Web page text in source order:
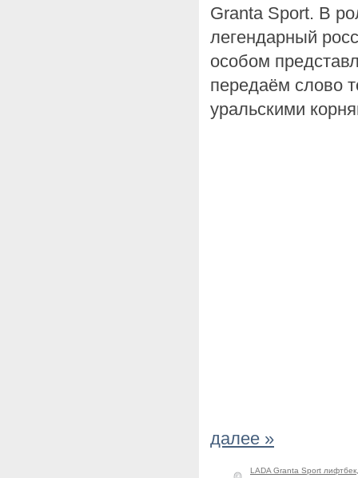
Granta Sport. В
легендарный
особом
передаём слово
уральскими
далее »
LADA Granta Sport лифтбек